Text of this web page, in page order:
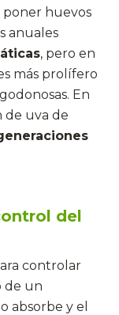
poner huevos
anuales
, pero en
más prolífero
En
de uva de
del
controlar
de un
absorbe y el